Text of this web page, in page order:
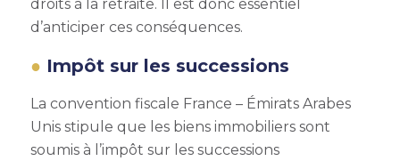
droits à la retraite. Il est donc essentiel
d’anticiper ces conséquences.
Impôt sur les successions
La convention fiscale France – Émirats Arabes
Unis stipule que les biens immobiliers sont
soumis à l’impôt sur les successions